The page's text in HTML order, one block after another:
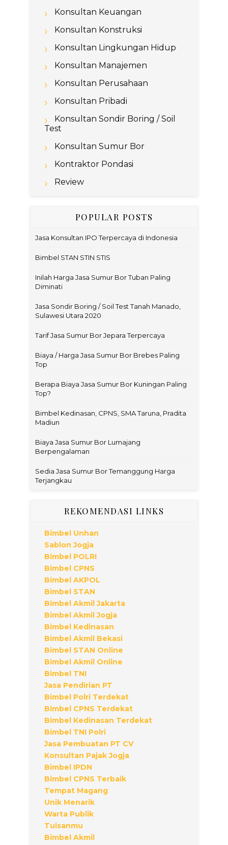
Konsultan Keuangan
Konsultan Konstruksi
Konsultan Lingkungan Hidup
Konsultan Manajemen
Konsultan Perusahaan
Konsultan Pribadi
Konsultan Sondir Boring / Soil
Test
Konsultan Sumur Bor
Kontraktor Pondasi
Review
POPULAR POSTS
Jasa Konsultan IPO Terpercaya di Indonesia
Bimbel STAN STIN STIS
Inilah Harga Jasa Sumur Bor Tuban Paling
Diminati
Jasa Sondir Boring / Soil Test Tanah Manado,
Sulawesi Utara 2020
Tarif Jasa Sumur Bor Jepara Terpercaya
Biaya / Harga Jasa Sumur Bor Brebes Paling
Top
Berapa Biaya Jasa Sumur Bor Kuningan Paling
Top?
Bimbel Kedinasan, CPNS, SMA Taruna, Pradita
Madiun
Biaya Jasa Sumur Bor Lumajang
Berpengalaman
Sedia Jasa Sumur Bor Temanggung Harga
Terjangkau
REKOMENDASI LINKS
Bimbel Unhan
Sablon Jogja
Bimbel POLRI
Bimbel CPNS
Bimbel AKPOL
Bimbel STAN
Bimbel Akmil Jakarta
Bimbel Akmil Jogja
Bimbel Kedinasan
Bimbel Akmil Bekasi
Bimbel STAN Online
Bimbel Akmil Online
Bimbel TNI
Jasa Pendirian PT
Bimbel Polri Terdekat
Bimbel CPNS Terdekat
Bimbel Kedinasan Terdekat
Bimbel TNI Polri
Jasa Pembuatan PT CV
Konsultan Pajak Jogja
Bimbel IPDN
Bimbel CPNS Terbaik
Tempat Magang
Unik Menarik
Warta Publik
Tuisanmu
Bimbel Akmil